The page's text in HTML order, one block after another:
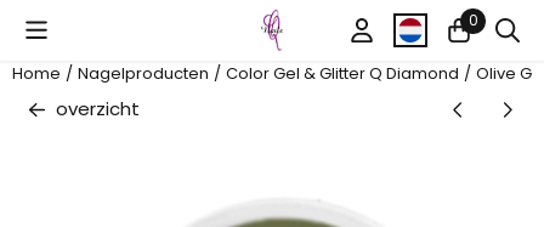
Cookievoorkeuren zijn beschikbaar. Kies instellingen of sta
0
Home / Nagelproducten / Color Gel & Glitter Q Diamond / Olive
overzicht